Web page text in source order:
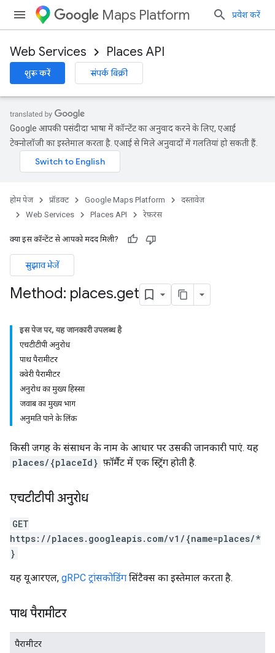
Maps Platform प्रवेश करें
Web Services Places API
शुरू करें संपर्क बिक्री
Google आपकी पसंदीदा भाषा में कॉन्टेंट का अनुवाद करने के लिए, एआई
टेक्नोलॉजी का इस्तेमाल करता है. एआई से मिले अनुवादों में गलतियां हो सकती हैं.
होम पेज प्रॉडक्ट Google Maps Platform
दस्तावेज़
Web Services
Places API रेफ़रंस
क्या इस कॉन्टेंट से आपको मदद मिली?
सुझाव भेजें
Method: places.get
इस पेज पर, यह जानकारी उपलब्ध है
एचटीटीपी अनुरोध
पाथ पैरामीटर
क्वेरी पैरामीटर
अनुरोध का मुख्य हिस्सा
जवाब का मुख्य भाग
अनुमति पाने के लिंक
किसी जगह के संसाधन के नाम के आधार पर उसकी जानकारी पाएं. यह
places/{placeId} फ़ॉर्मैट में एक स्ट्रिंग होती है.
एचटीटीपी अनुरोध
GET
https://places.googleapis.com/v1/{name=places/*
}
यह यूआरएल, gRPC ट्रांसकोडिंग सिंटैक्स का इस्तेमाल करता है.
पाथ पैरामीटर
पैरामीटर